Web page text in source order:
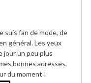
suis fan de mode, de
général. Les yeux
jour un peu plus
bonnes adresses,
du moment !